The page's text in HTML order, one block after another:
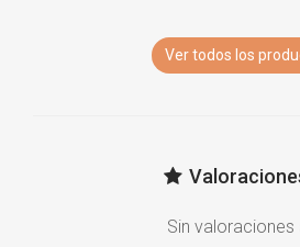
Ver todos los
Sin valoraciones